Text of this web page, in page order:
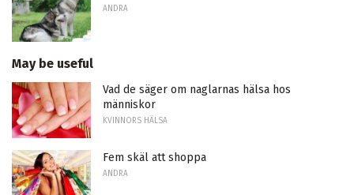
ANDRA
May be useful
Vad de säger om naglarnas hälsa hos
människor
KVINNORS HÄLSA
Fem skäl att shoppa
ANDRA